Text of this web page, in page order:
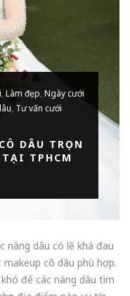
,Làm đẹp, Ngày cưới
, Tư vấn cưới
DÂU TRỌN
TPHCM
nàng dâu có lẽ khá đau
cô dâu phù hợp.
để các nàng dâu tìm